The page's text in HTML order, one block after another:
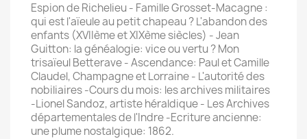
Espion de Richelieu - Famille Grosset-Macagne :
qui est l'aïeule au petit chapeau ? L'abandon des
enfants (XVIIème et XIXème siècles) - Jean
Guitton: la généalogie: vice ou vertu ? Mon
trisaïeul Betterave - Ascendance: Paul et Camille
Claudel, Champagne et Lorraine - L'autorité des
nobiliaires -Cours du mois: les archives militaires
-Lionel Sandoz, artiste héraldique - Les Archives
départementales de l'Indre -Ecriture ancienne:
une plume nostalgique: 1862.